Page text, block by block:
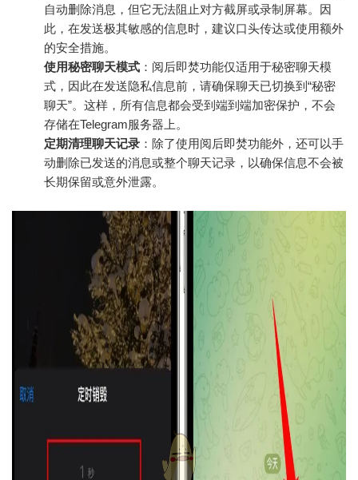
自动删除消息，但它无法阻止对方截屏或录制屏幕。因
此，在发送极其敏感的信息时，建议口头传达或使用额外
的安全措施。
使用秘密聊天模式 ：阅后即焚功能仅适用于秘密聊天模
式，因此在发送隐私信息前，请确保聊天已切换到“秘密
聊天”。这样，所有信息都会受到端到端加密保护，不会
存储在Telegram服务器上。
定期清理聊天记录 ：除了使用阅后即焚功能外，还可以手
动删除已发送的消息或整个聊天记录，以确保信息不会被
长期保留或意外泄露。